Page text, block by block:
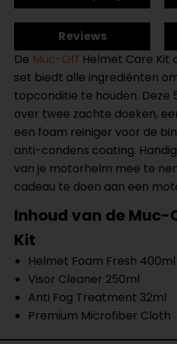
Reviews
De Muc-Off Helmet Care Kit
set biedt alle ingrediënten
topconditie te houden. Deze
over twee zachte doeken,
een foam reiniger voor de
anti-condens coating.
van je motorhelm mee te
cadeau te doen aan een
Inhoud van de Muc-
Kit
Helmet Foam Fresh 400ml
Visor Cleaner 250ml
Anti Fog Treatment 32ml
Premium Microfiber Cloth